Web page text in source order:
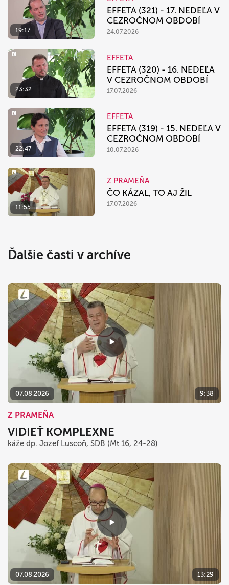
19:17
EFFETA (321) - 17. NEDEĽA V
CEZROČNOM OBDOBÍ
24.07.2026
23:32
EFFETA
EFFETA (320) - 16. NEDEĽA
V CEZROČNOM OBDOBÍ
17.07.2026
22:47
EFFETA
EFFETA (319) - 15. NEDEĽA V
CEZROČNOM OBDOBÍ
10.07.2026
11:55
Z PRAMEŇA
ČO KÁZAL, TO AJ ŽIL
17.07.2026
Ďalšie časti v archíve
07.08.2026 9:38
Z PRAMEŇA
VIDIEŤ KOMPLEXNE
káže dp. Jozef Luscoň, SDB (Mt 16, 24-28)
07.08.2026 13:29